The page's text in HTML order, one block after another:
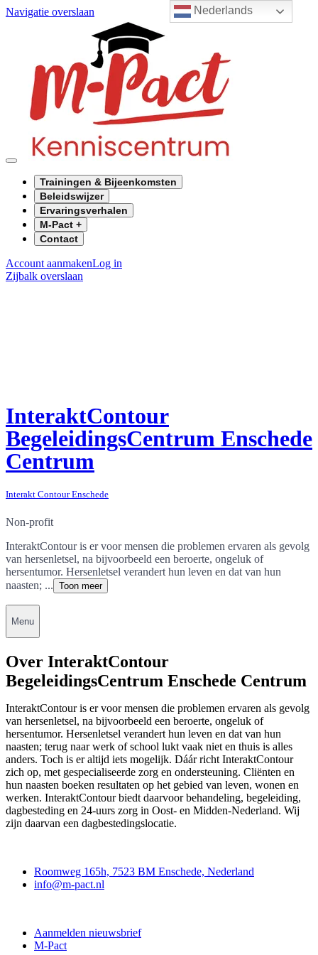
Nederlands
Navigatie overslaan
Trainingen & Bijeenkomsten
Beleidswijzer
Ervaringsverhalen
M-Pact +
Contact
Account aanmakenLog in
Zijbalk overslaan
InteraktContour
BegeleidingsCentrum Enschede
Centrum
Interakt Contour Enschede
Non-profit
InteraktContour is er voor mensen die problemen ervaren als gevolg
van hersenletsel, na bijvoorbeeld een beroerte, ongeluk of
hersentumor. Hersenletsel verandert hun leven en dat van hun
naasten; ... Toon meer
Menu
Over InteraktContour
BegeleidingsCentrum Enschede Centrum
InteraktContour is er voor mensen die problemen ervaren als gevolg
van hersenletsel, na bijvoorbeeld een beroerte, ongeluk of
hersentumor. Hersenletsel verandert hun leven en dat van hun
naasten; terug naar werk of school lukt vaak niet en thuis is alles
anders. Toch is er altijd iets mogelijk. Dáár richt InteraktContour
zich op, met gespecialiseerde zorg en ondersteuning. Cliënten en
hun naasten boeken resultaten op het gebied van leven, wonen en
werken. InteraktContour biedt daarvoor behandeling, begeleiding,
dagbesteding en 24-uurs zorg in Oost- en Midden-Nederland. Wij
zijn daarvan een dagbestedingslocatie.
Roomweg 165h, 7523 BM Enschede, Nederland
info@m-pact.nl
Aanmelden nieuwsbrief
M-Pact